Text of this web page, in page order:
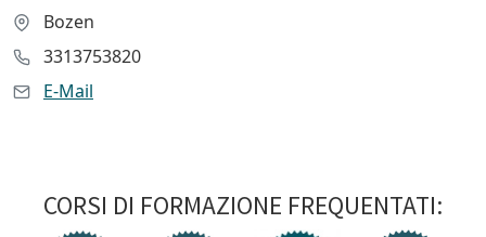
Bozen
3313753820
E-Mail
CORSI DI FORMAZIONE FREQUENTATI: